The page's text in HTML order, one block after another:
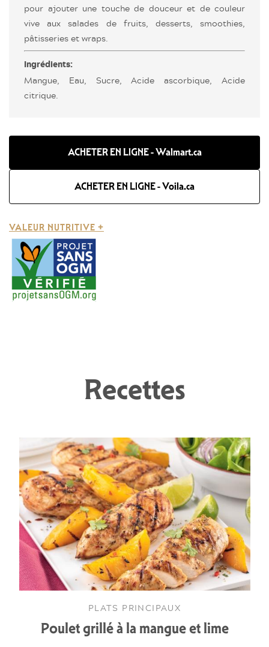
pour ajouter une touche de douceur et de couleur
vive aux salades de fruits, desserts, smoothies,
pâtisseries et wraps.
Ingrédients:
Mangue, Eau, Sucre, Acide ascorbique, Acide
citrique.
ACHETER EN LIGNE - Walmart.ca
ACHETER EN LIGNE - Voila.ca
VALEUR NUTRITIVE +
Recettes
PLATS PRINCIPAUX
Poulet grillé à la mangue et lime